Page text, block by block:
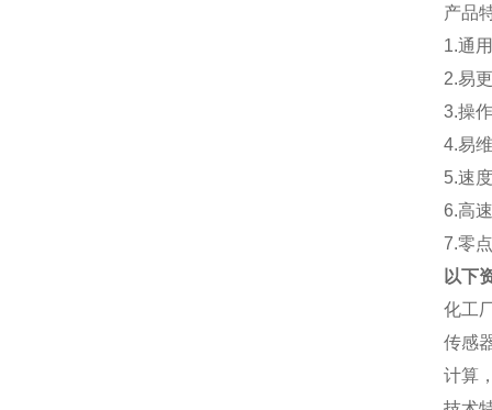
产品
1.通
2.易
3.操
4.易
5.速
6.高
7.零
以下
化工
传感
计算